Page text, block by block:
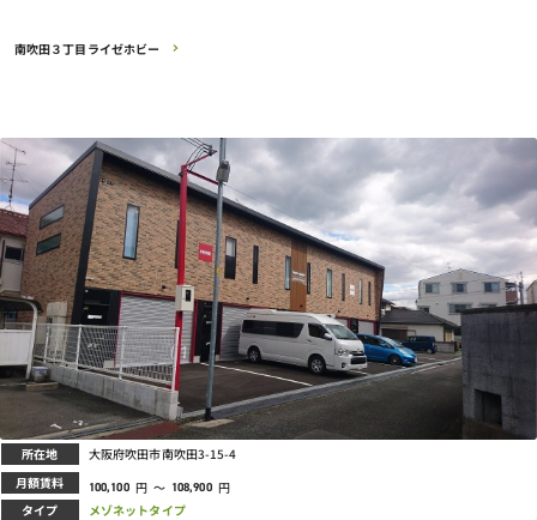
南吹田３丁目ライゼホビー
所在地 大阪府吹田市南吹田3-15-4
月額賃料 100,100 円 ～ 108,900 円
タイプ メゾネットタイプ